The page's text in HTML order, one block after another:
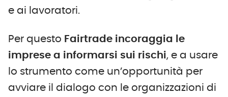
e ai lavoratori.
Per questo Fairtrade incoraggia le
imprese a informarsi sui rischi, e a usare
lo strumento come un’opportunità per
avviare il dialogo con le organizzazioni di